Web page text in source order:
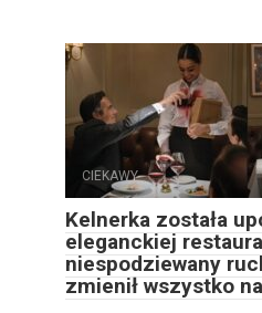
CIEKAWY
Kelnerka została
eleganckiej
niespodziewany
zmienił wszystko